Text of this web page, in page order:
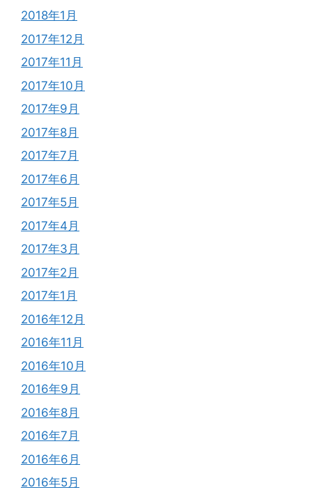
2018年1月
2017年12月
2017年11月
2017年10月
2017年9月
2017年8月
2017年7月
2017年6月
2017年5月
2017年4月
2017年3月
2017年2月
2017年1月
2016年12月
2016年11月
2016年10月
2016年9月
2016年8月
2016年7月
2016年6月
2016年5月